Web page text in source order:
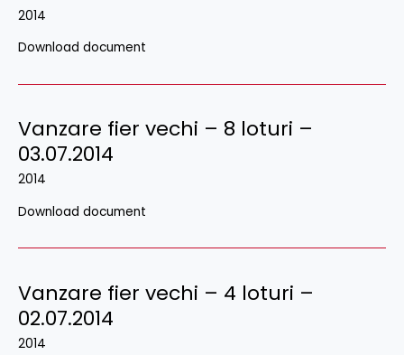
2014
Download document
Vanzare fier vechi – 8 loturi –
03.07.2014
2014
Download document
Vanzare fier vechi – 4 loturi –
02.07.2014
2014